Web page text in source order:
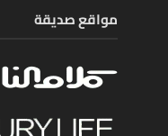
مواقع صديقة